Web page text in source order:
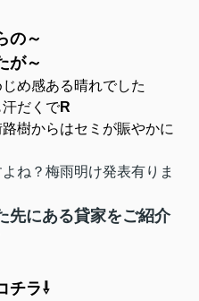
の～
が～
じめ感ある晴れでした
だくでR
樹からはセミが賑やかに
ね？梅雨明け発表有りま
先にある貸家をご紹介
チラ⇩